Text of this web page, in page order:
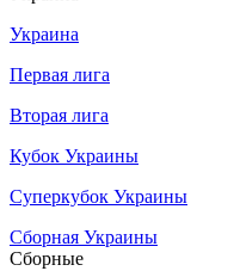
Украина
Первая лига
Вторая лига
Кубок Украины
Суперкубок Украины
Сборная Украины
Сборные